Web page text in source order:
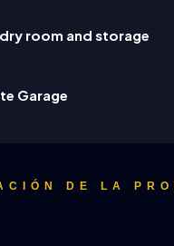
room and storage
Garage
DE LA